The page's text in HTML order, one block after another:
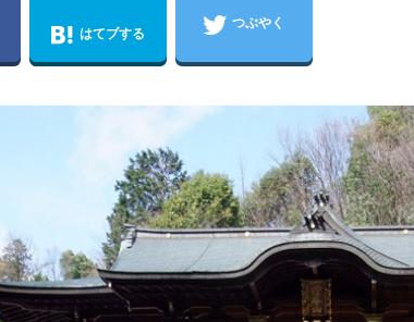
はてブする
つぶやく